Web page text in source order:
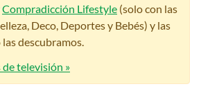
Compradicción Lifestyle (solo con las
Deco, Deportes y Bebés) y las
descubramos.
televisión »